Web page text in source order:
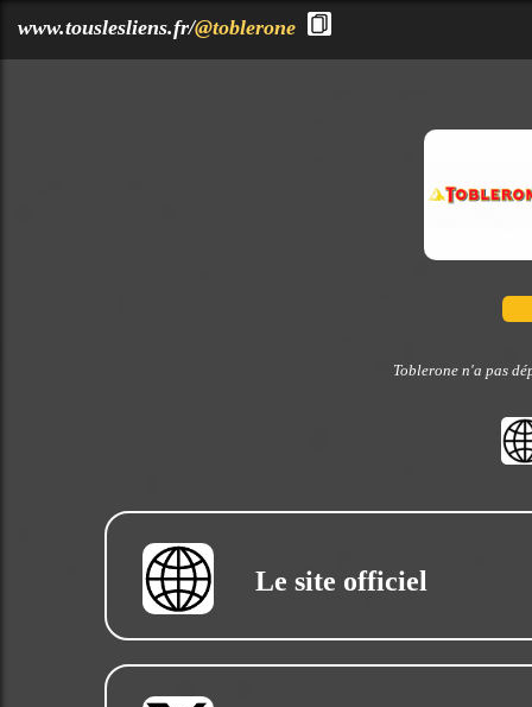
www.touslesliens.fr/@toblerone
Toblerone n'a pas
Le site officiel